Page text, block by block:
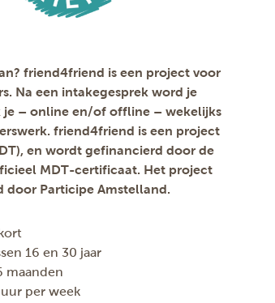
friend4friend is een project voor
Na een intakegesprek word je
je – online en/of offline – wekelijks
friend4friend is een project
en wordt gefinancierd door de
MDT-certificaat. Het project
Participe Amstelland.
16 en 30 jaar
maanden
per week